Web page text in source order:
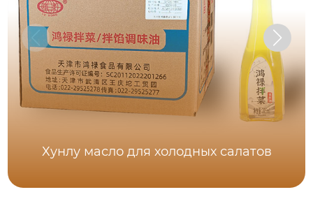
Хунлу масло для холодных салатов